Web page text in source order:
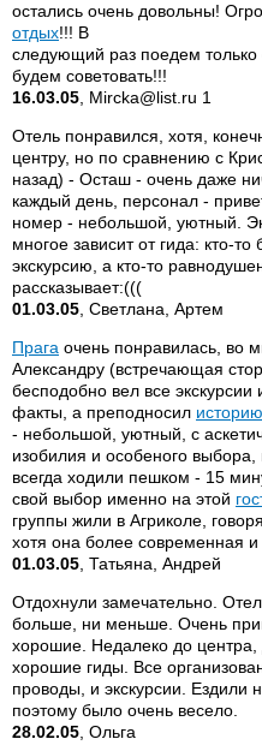
остались очень довольны!
отдых!!! В
следующий раз поедем
будем советовать!!!
16.03.05 , Mircka@list.ru 1
Отель понравился, хотя,
центру, но по сравнению с
назад) - Осташ - очень даже
каждый день, персонал -
номер - небольшой, уютный.
многое зависит от гида: кто-
экскурсию, а кто-то
рассказывает:(((
01.03.05 , Светлана, Артем
Прага очень понравилась, во
Александру (встречающая
бесподобно вел все
факты, а преподносил историю
- небольшой, уютный, с
изобилия и особеного
всегда ходили пешком - 15
свой выбор именно на этой
группы жили в Агриколе,
хотя она более современная
01.03.05 , Татьяна, Андрей
Отдохнули замечательно.
больше, ни меньше. Очень
хорошие. Недалеко до
хорошие гиды. Все
проводы, и экскурсии. Ездили
поэтому было очень весело.
28.02.05 , Ольга